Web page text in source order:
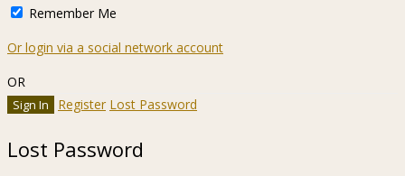
Remember Me
Or login via a social network account
OR
Register Lost Password
Lost Password